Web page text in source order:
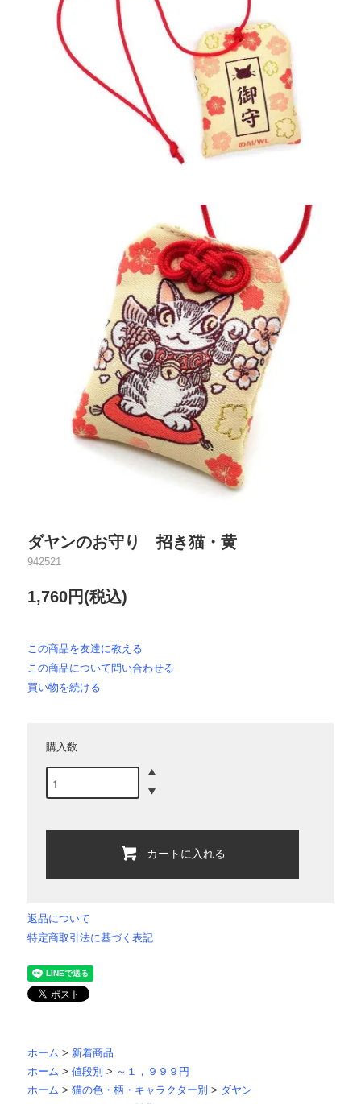
ダヤンのお守り 招き猫・黄
942521
1,760円(税込)
この商品を友達に教える
この商品について問い合わせる
買い物を続ける
購入数
カートに入れる
返品について
特定商取引法に基づく表記
ホーム > 新着商品
ホーム > 値段別 > ～１，９９９円
ホーム > 猫の色・柄・キャラクター別 > ダヤン